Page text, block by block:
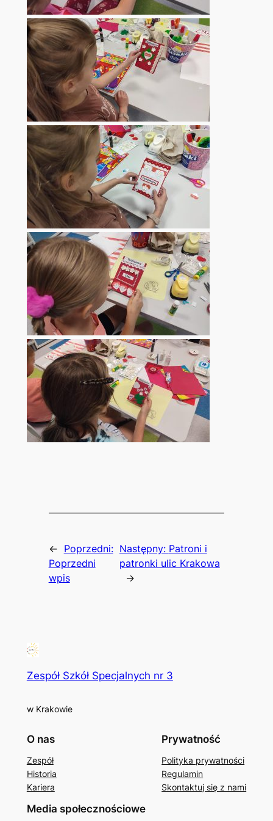
← Poprzedni:
Poprzedni
wpis
Następny: Patroni i
patronki ulic Krakowa
→
Zespół Szkół Specjalnych nr 3
w Krakowie
O nas
Zespół
Historia
Kariera
Prywatność
Polityka prywatności
Regulamin
Skontaktuj się z nami
Media społecznościowe